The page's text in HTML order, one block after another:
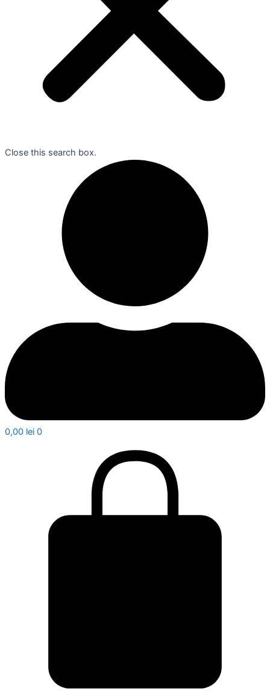
Close this search box.
0,00 lei 0